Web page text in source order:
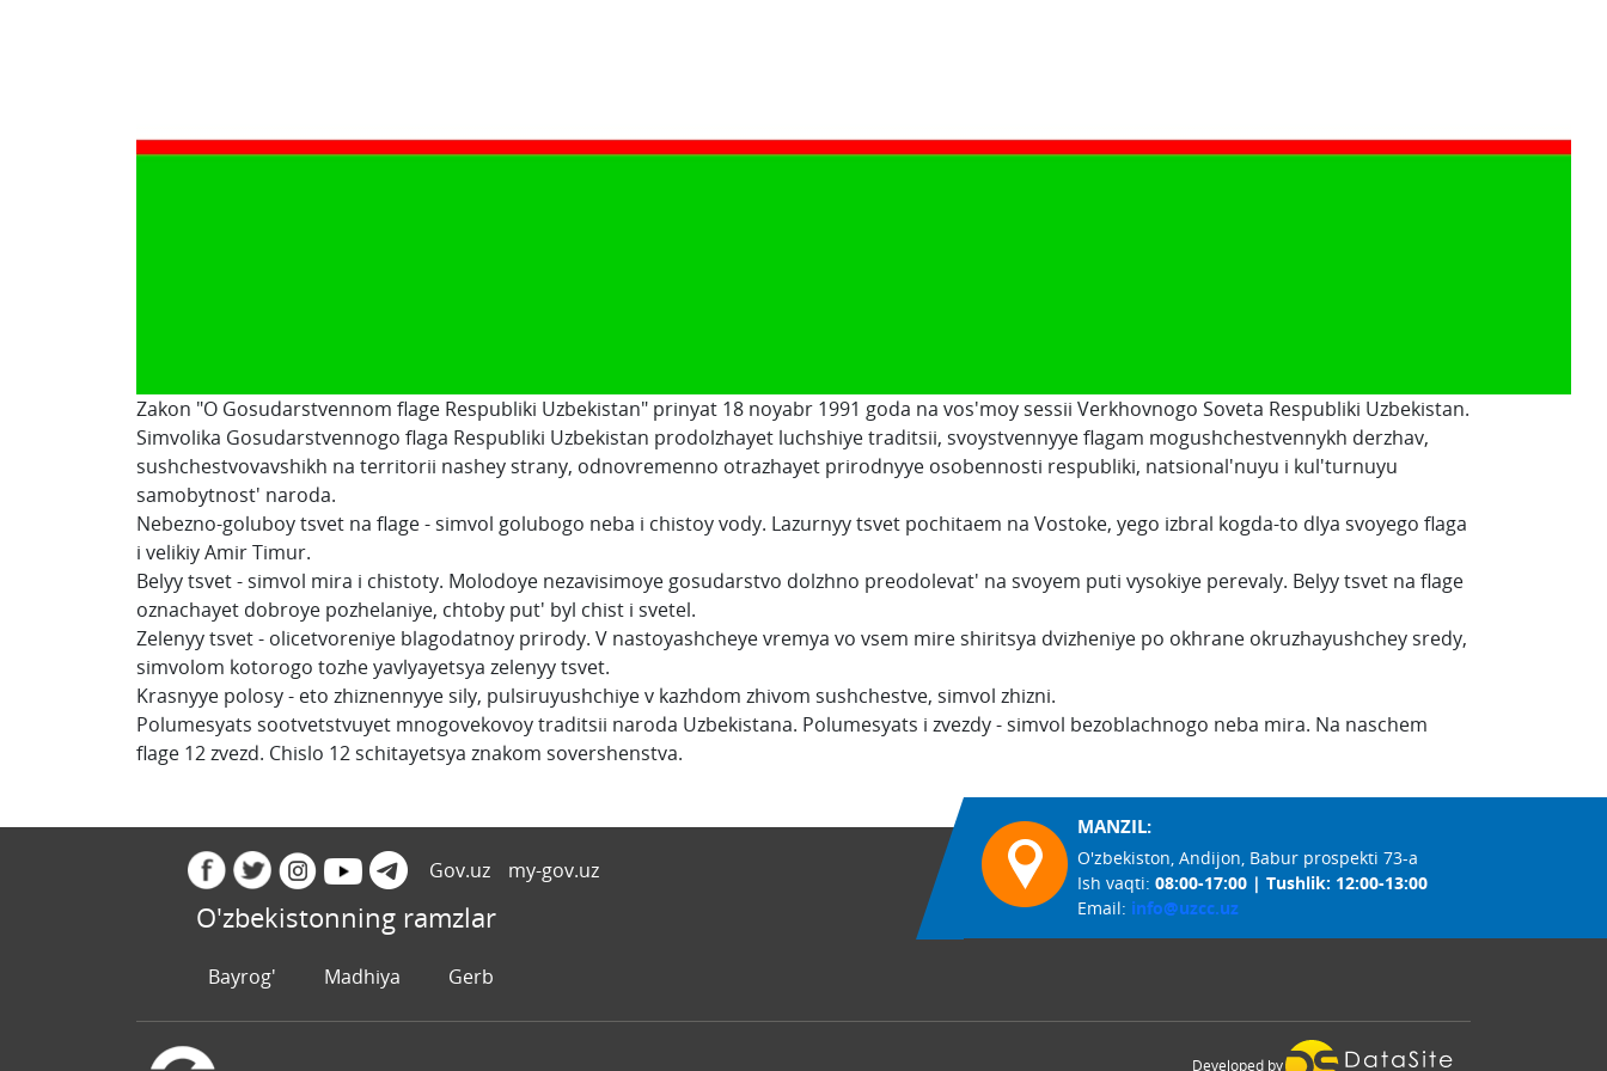
Zakon "O Gosudarstvennom flage Respubliki Uzbekistan" prinyat 18 noyabr 1991 goda na vos'moy sessii Verkhovnogo Soveta Respubliki Uzbekistan.
Simvolika Gosudarstvennogo flaga Respubliki Uzbekistan prodolzhayet luchshiye traditsii, svoystvennyye flagam mogushchestvennykh derzhav,
sushchestvovavshikh na territorii nashey strany, odnovremenno otrazhayet prirodnyye osobennosti respubliki, natsional'nuyu i kul'turnuyu
samobytnost' naroda.
Nebezno-goluboy tsvet na flage - simvol golubogo neba i chistoy vody. Lazurnyy tsvet pochitaem na Vostoke, yego izbral kogda-to dlya svoyego flaga
i velikiy Amir Timur.
Belyy tsvet - simvol mira i chistoty. Molodoye nezavisimoye gosudarstvo dolzhno preodolevat' na svoyem puti vysokiye perevaly. Belyy tsvet na flage
oznachayet dobroye pozhelaniye, chtoby put' byl chist i svetel.
Zelenyy tsvet - olicetvoreniye blagodatnoy prirody. V nastoyashcheye vremya vo vsem mire shiritsya dvizheniye po okhrane okruzhayushchey sredy,
simvolom kotorogo tozhe yavlyayetsya zelenyy tsvet.
Krasnyye polosy - eto zhiznennyye sily, pulsiruyushchiye v kazhdom zhivom sushchestve, simvol zhizni.
Polumesyats sootvetstvuyet mnogovekovoy traditsii naroda Uzbekistana. Polumesyats i zvezdy - simvol bezoblachnogo neba mira. Na naschem
flage 12 zvezd. Chislo 12 schitayetsya znakom sovershenstva.
Gov.uz my-gov.uz
MANZIL:
O'zbekiston, Andijon, Babur prospekti 73-a
Ish vaqti:08:00-17:00 | Tushlik: 12:00-13:00
Email: info@uzcc.uz
O'zbekistonning ramzlar
Bayrog' Madhiya Gerb
Developed by